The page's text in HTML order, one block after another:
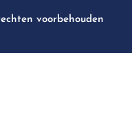
voorbehouden